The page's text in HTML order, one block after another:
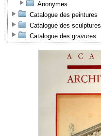
Anonymes
Catalogue des peintures
Catalogue des sculptures
Catalogue des gravures